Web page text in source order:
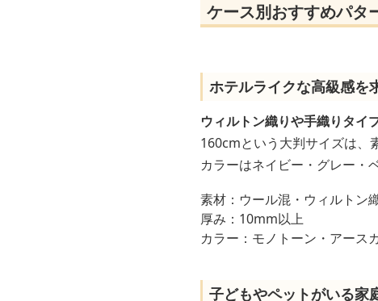
ケース別おすすめパタ
ホテルライクな高級感を
ウィルトン織りや手織りタイ
160cmという大判サイズは、
カラーはネイビー・グレー・
素材：ウール混・ウィルトン
厚み：10mm以上
カラー：モノトーン・アース
子どもやペットがいる家